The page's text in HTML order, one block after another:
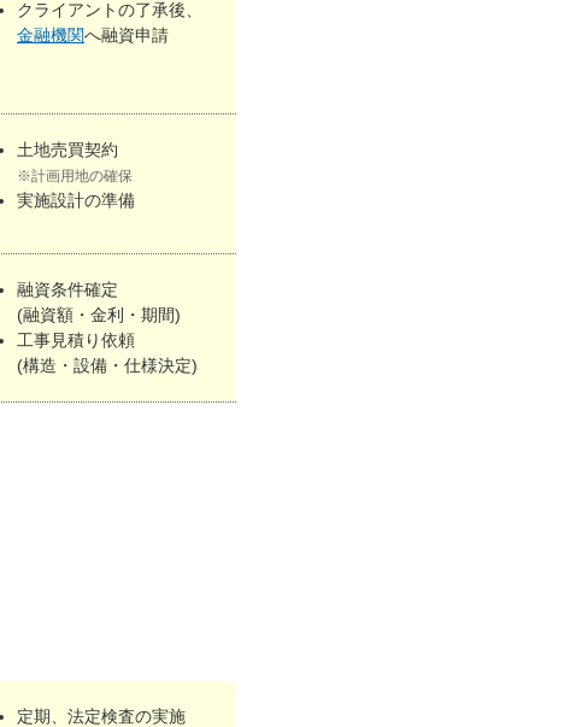
クライアントの了承後、
金融機関へ融資申請
土地売買契約
※計画用地の確保
実施設計の準備
融資条件確定
(融資額・金利・期間)
工事見積り依頼
(構造・設備・仕様決定)
定期、法定検査の実施